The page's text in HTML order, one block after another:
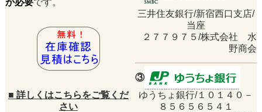
が必要です。
三井住友銀行/新宿西口支店/
当座
２７７９７５/株式会社 水
野商会
③
■ 詳しくはこちらをご覧くだ
さい
ゆうちょ銀行/１０１４０－
８５６５６５４１